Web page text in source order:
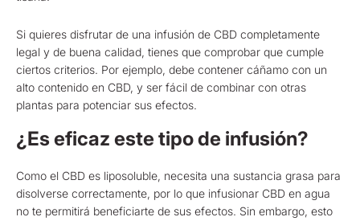
Si quieres disfrutar de una infusión de CBD completamente
legal y de buena calidad, tienes que comprobar que cumple
ciertos criterios. Por ejemplo, debe contener cáñamo con un
alto contenido en CBD, y ser fácil de combinar con otras
plantas para potenciar sus efectos.
¿Es eficaz este tipo de infusión?
Como el CBD es liposoluble, necesita una sustancia grasa para
disolverse correctamente, por lo que infusionar CBD en agua
no te permitirá beneficiarte de sus efectos. Sin embargo, esto